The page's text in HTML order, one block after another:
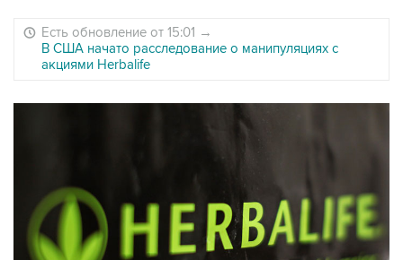
Есть обновление от 15:01 →
В США начато расследование о манипуляциях с
акциями Herbalife